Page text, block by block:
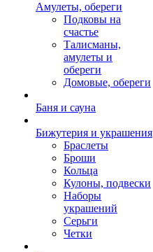
Амулеты, обереги
Подковы на
счастье
Талисманы,
амулеты и
обереги
Домовые, обереги
Баня и сауна
Бижутерия и украшения
Браслеты
Броши
Кольца
Кулоны, подвески
Наборы
украшений
Серьги
Четки